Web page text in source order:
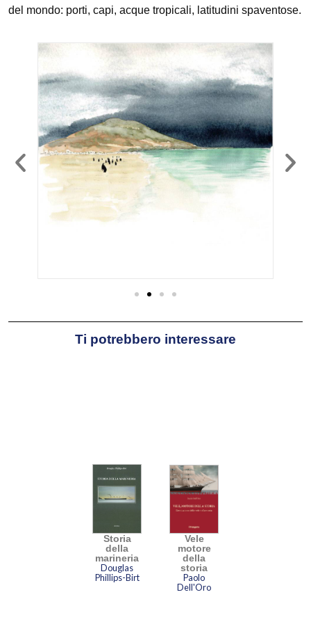
del mondo: porti, capi, acque tropicali, latitudini spaventose.
Ti potrebbero interessare
Storia
della
marineria
Douglas
Phillips-Birt
Vele
motore
della
storia
Paolo
Dell'Oro